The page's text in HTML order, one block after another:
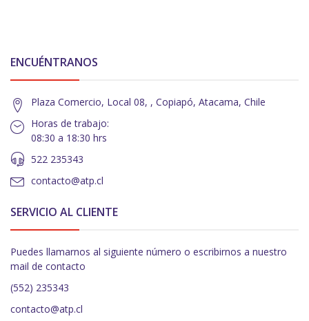
ENCUÉNTRANOS
Plaza Comercio, Local 08, , Copiapó, Atacama, Chile
Horas de trabajo:
08:30 a 18:30 hrs
522 235343
contacto@atp.cl
SERVICIO AL CLIENTE
Puedes llamarnos al siguiente número o escribirnos a nuestro
mail de contacto
(552) 235343
contacto@atp.cl